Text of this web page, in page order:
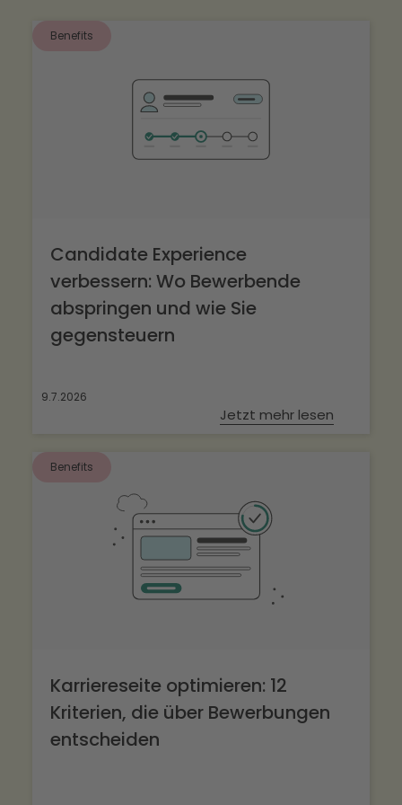
Benefits
Candidate Experience
verbessern: Wo Bewerbende
abspringen und wie Sie
gegensteuern
9.7.2026
Jetzt mehr lesen
Benefits
Karriereseite optimieren: 12
Kriterien, die über Bewerbungen
entscheiden